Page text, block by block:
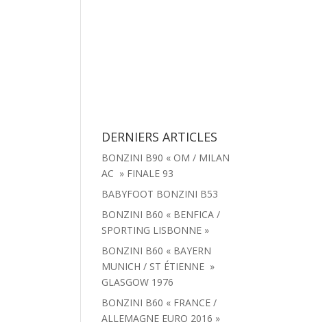
DERNIERS ARTICLES
BONZINI B90 « OM / MILAN
AC » FINALE 93
BABYFOOT BONZINI B53
BONZINI B60 « BENFICA /
SPORTING LISBONNE »
BONZINI B60 « BAYERN
MUNICH / ST ÉTIENNE »
GLASGOW 1976
BONZINI B60 « FRANCE /
ALLEMAGNE EURO 2016 »